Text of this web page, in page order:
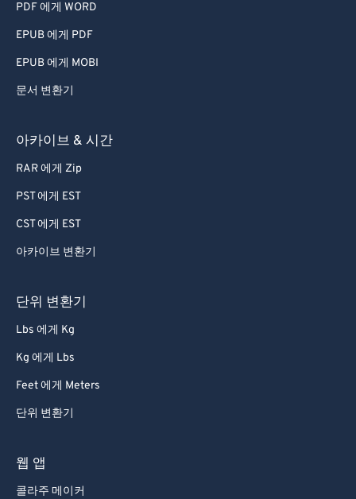
PDF 에게 WORD
EPUB 에게 PDF
EPUB 에게 MOBI
문서 변환기
아카이브 & 시간
RAR 에게 Zip
PST 에게 EST
CST 에게 EST
아카이브 변환기
단위 변환기
Lbs 에게 Kg
Kg 에게 Lbs
Feet 에게 Meters
단위 변환기
웹 앱
콜라주 메이커